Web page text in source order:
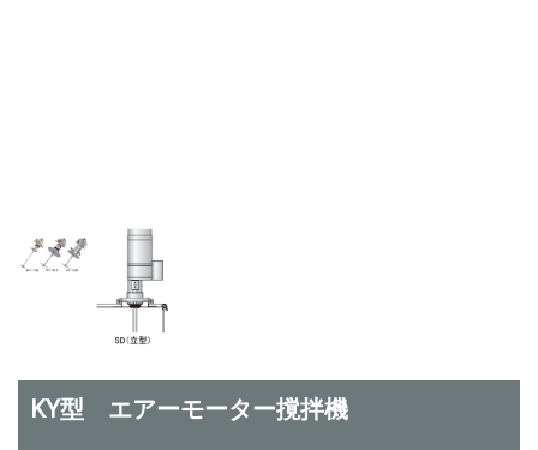
KY型 エアーモーター撹拌機